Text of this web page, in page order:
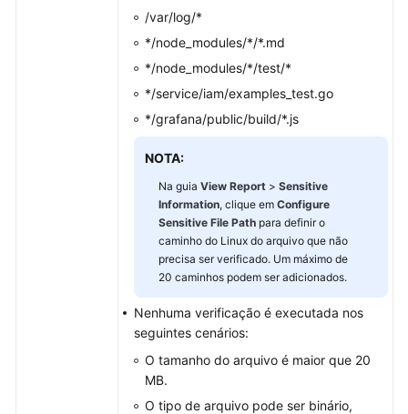
/var/log/*
*/node_modules/*/*.md
*/node_modules/*/test/*
*/service/iam/examples_test.go
*/grafana/public/build/*.js
NOTA:
Na guia View Report > Sensitive
Information, clique em Configure
Sensitive File Path para definir o
caminho do Linux do arquivo que não
precisa ser verificado. Um máximo de
20 caminhos podem ser adicionados.
Nenhuma verificação é executada nos
seguintes cenários:
O tamanho do arquivo é maior que 20
MB.
O tipo de arquivo pode ser binário,